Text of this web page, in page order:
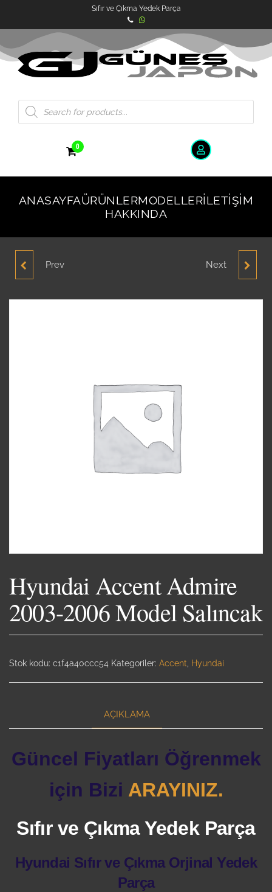
Sıfır ve Çıkma Yedek Parça
0
ANASAYFAÜRÜNLERMODELLERİLETIŞIM
HAKKINDA
HYUNDAI ACCENT
Prev HYUNDAI ACCENTNext
Hyundai Accent Admire
2003-2006 Model Salıncak
Stok kodu: c1f4a40ccc54 Kategoriler: Accent Hyundai
AÇIKLAMA
Güncel Fiyatları Öğrenmek
için Bizi ARAYINIZ.
Sıfır ve Çıkma Yedek Parça
Hyundai Sıfır ve Çıkma Orjinal Yedek
Parça